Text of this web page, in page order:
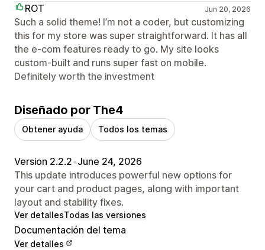
ROT
Jun 20, 2026
Such a solid theme! I’m not a coder, but customizing
this for my store was super straightforward. It has all
the e-com features ready to go. My site looks
custom-built and runs super fast on mobile.
Definitely worth the investment
Diseñado por The4
Obtener ayuda Todos los temas
Version 2.2.2•June 24, 2026
This update introduces powerful new options for
your cart and product pages, along with important
layout and stability fixes.
Ver detallesTodas las versiones
Documentación del tema
Ver detalles